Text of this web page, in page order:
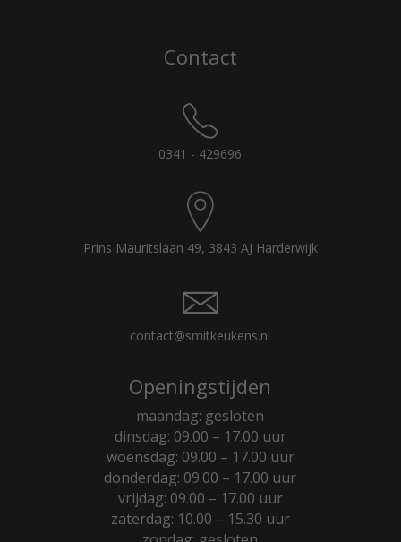
Contact
0341 - 429696
Prins Mauritslaan 49, 3843 AJ Harderwijk
contact@smitkeukens.nl
Openingstijden
maandag: gesloten
dinsdag: 09.00 – 17.00 uur
woensdag: 09.00 – 17.00 uur
donderdag: 09.00 – 17.00 uur
vrijdag: 09.00 – 17.00 uur
zaterdag: 10.00 – 15.30 uur